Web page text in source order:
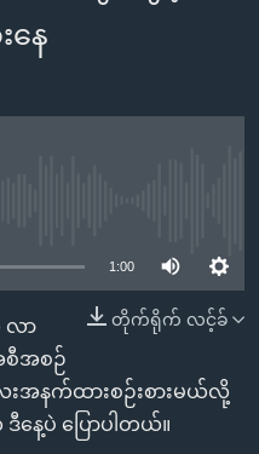
ေ
1:00
တိုက်ရိုက် လင့်ခ်
လာ
စီအစဉ်
အနက်ထားစဉ်းစားမယ်လို့
နေ့ပဲ ပြောပါတယ်။